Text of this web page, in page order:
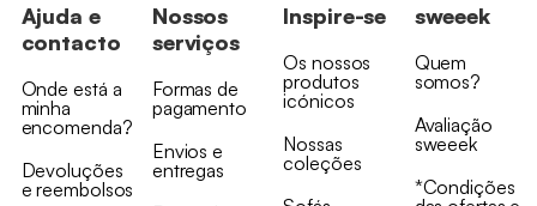
Ajuda e
contacto
Onde está a
minha
encomenda?
Devoluções
e reembolsos
Nossos
serviços
Formas de
pagamento
Envios e
entregas
Inspire-se
Os nossos
produtos
icónicos
Nossas
coleções
sweeek
Quem
somos?
Avaliação
sweeek
*Condições